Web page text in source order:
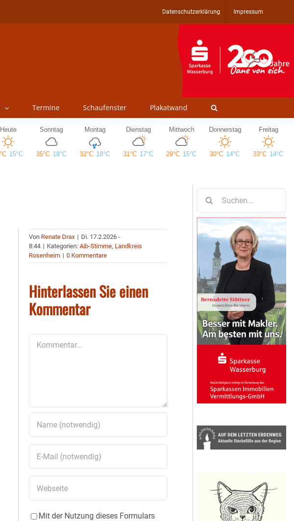
Datenschutzerklärung Impressum
Termine Schaufenster Plakatwand
Von Renate Drax | Di. 17.2.2026 -
8:44 | Kategorien:Aib-Stimme, Landkreis
Rosenheim | 0 Kommentare
Hinterlassen Sie einen
Kommentar
Mit der Nutzung dieses Formulars
nach: